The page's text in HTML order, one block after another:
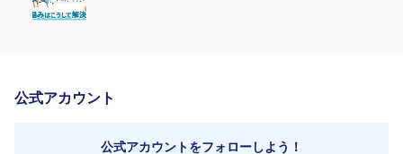
公式アカウント
公式アカウントをフォローしよう！